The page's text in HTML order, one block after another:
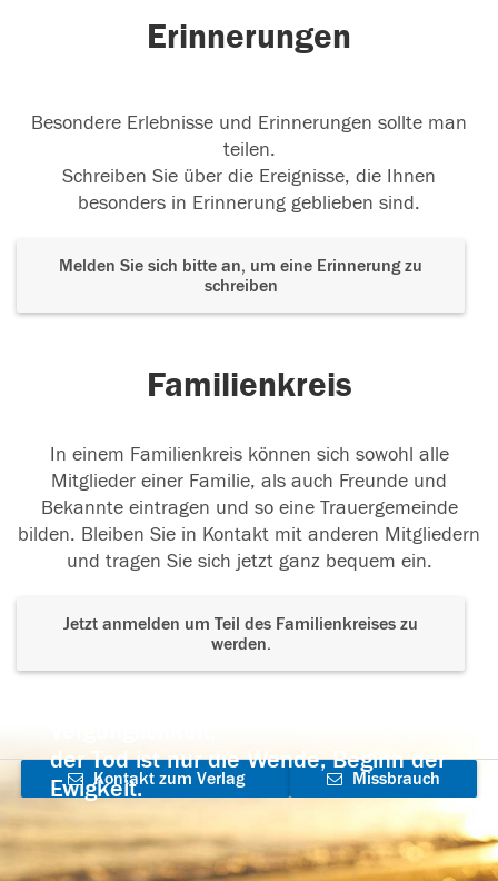
Erinnerungen
Besondere Erlebnisse und Erinnerungen sollte man
teilen.
Schreiben Sie über die Ereignisse, die Ihnen
besonders in Erinnerung geblieben sind.
Melden Sie sich bitte an, um eine Erinnerung zu
schreiben
Familienkreis
In einem Familienkreis können sich sowohl alle
Mitglieder einer Familie, als auch Freunde und
Bekannte eintragen und so eine Trauergemeinde
bilden. Bleiben Sie in Kontakt mit anderen Mitgliedern
und tragen Sie sich jetzt ganz bequem ein.
Jetzt anmelden um Teil des Familienkreises zu
werden.
der Tod ist nur die Wende, Beginn der
Ewigkeit.
Kontakt zum Verlag
aufnehmen
Missbrauch